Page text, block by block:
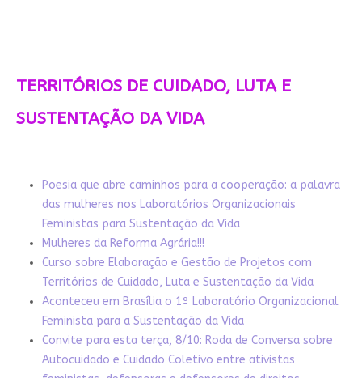
TERRITÓRIOS DE CUIDADO, LUTA E
SUSTENTAÇÃO DA VIDA
Poesia que abre caminhos para a cooperação: a palavra
das mulheres nos Laboratórios Organizacionais
Feministas para Sustentação da Vida
Mulheres da Reforma Agrária!!!
Curso sobre Elaboração e Gestão de Projetos com
Territórios de Cuidado, Luta e Sustentação da Vida
Aconteceu em Brasília o 1º Laboratório Organizacional
Feminista para a Sustentação da Vida
Convite para esta terça, 8/10: Roda de Conversa sobre
Autocuidado e Cuidado Coletivo entre ativistas